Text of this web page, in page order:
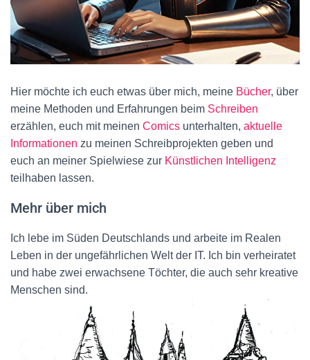
Hier möchte ich euch etwas über mich, meine Bücher, über
meine Methoden und Erfahrungen beim Schreiben
erzählen, euch mit meinen Comics unterhalten, aktuelle
Informationen zu meinen Schreibprojekten geben und
euch an meiner Spielwiese zur Künstlichen Intelligenz
teilhaben lassen.
Mehr über mich
Ich lebe im Süden Deutschlands und arbeite im Realen
Leben in der ungefährlichen Welt der IT. Ich bin verheiratet
und habe zwei erwachsene Töchter, die auch sehr kreative
Menschen sind.